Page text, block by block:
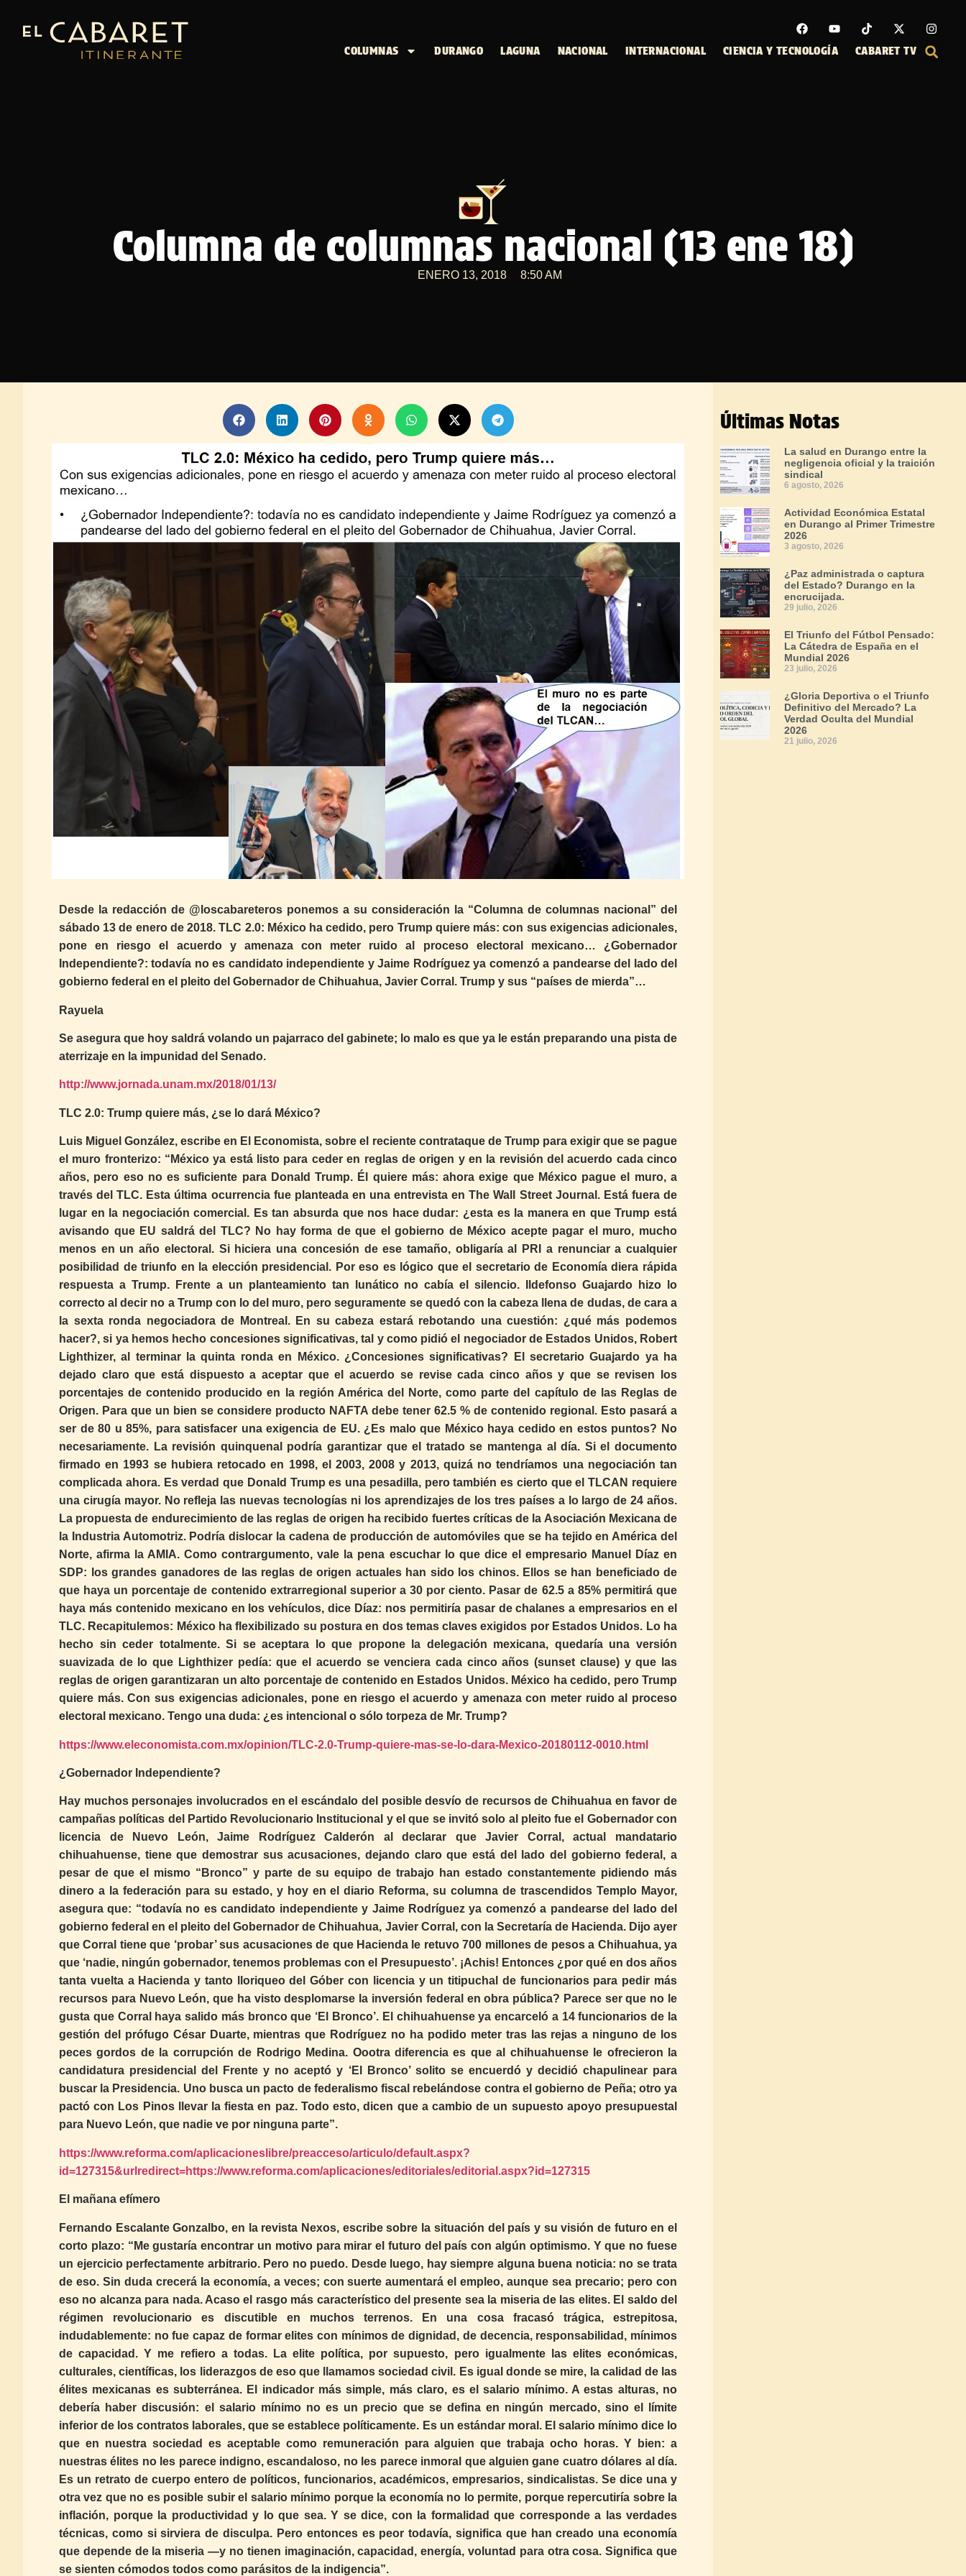
COLUMNAS DURANGO LAGUNA NACIONAL INTERNACIONAL CIENCIA Y TECNOLOGÍA CABARET TV
Columna de columnas nacional (13 ene 18)
ENERO 13, 2018 8:50 AM
Desde la redacción de @loscabareteros ponemos a su consideración la “Columna de columnas nacional” del
sábado 13 de enero de 2018. TLC 2.0: México ha cedido, pero Trump quiere más: con sus exigencias adicionales,
pone en riesgo el acuerdo y amenaza con meter ruido al proceso electoral mexicano… ¿Gobernador
Independiente?: todavía no es candidato independiente y Jaime Rodríguez ya comenzó a pandearse del lado del
gobierno federal en el pleito del Gobernador de Chihuahua, Javier Corral. Trump y sus “países de mierda”…
Rayuela
Se asegura que hoy saldrá volando un pajarraco del gabinete; lo malo es que ya le están preparando una pista de
aterrizaje en la impunidad del Senado.
http://www.jornada.unam.mx/2018/01/13/
TLC 2.0: Trump quiere más, ¿se lo dará México?
Luis Miguel González, escribe en El Economista, sobre el reciente contrataque de Trump para exigir que se pague
el muro fronterizo: “México ya está listo para ceder en reglas de origen y en la revisión del acuerdo cada cinco
años, pero eso no es suficiente para Donald Trump. Él quiere más: ahora exige que México pague el muro, a
través del TLC. Esta última ocurrencia fue planteada en una entrevista en The Wall Street Journal. Está fuera de
lugar en la negociación comercial. Es tan absurda que nos hace dudar: ¿esta es la manera en que Trump está
avisando que EU saldrá del TLC? No hay forma de que el gobierno de México acepte pagar el muro, mucho
menos en un año electoral. Si hiciera una concesión de ese tamaño, obligaría al PRI a renunciar a cualquier
posibilidad de triunfo en la elección presidencial. Por eso es lógico que el secretario de Economía diera rápida
respuesta a Trump. Frente a un planteamiento tan lunático no cabía el silencio. Ildefonso Guajardo hizo lo
correcto al decir no a Trump con lo del muro, pero seguramente se quedó con la cabeza llena de dudas, de cara a
la sexta ronda negociadora de Montreal. En su cabeza estará rebotando una cuestión: ¿qué más podemos
hacer?, si ya hemos hecho concesiones significativas, tal y como pidió el negociador de Estados Unidos, Robert
Lighthizer, al terminar la quinta ronda en México. ¿Concesiones significativas? El secretario Guajardo ya ha
dejado claro que está dispuesto a aceptar que el acuerdo se revise cada cinco años y que se revisen los
porcentajes de contenido producido en la región América del Norte, como parte del capítulo de las Reglas de
Origen. Para que un bien se considere producto NAFTA debe tener 62.5 % de contenido regional. Esto pasará a
ser de 80 u 85%, para satisfacer una exigencia de EU. ¿Es malo que México haya cedido en estos puntos? No
necesariamente. La revisión quinquenal podría garantizar que el tratado se mantenga al día. Si el documento
firmado en 1993 se hubiera retocado en 1998, el 2003, 2008 y 2013, quizá no tendríamos una negociación tan
complicada ahora. Es verdad que Donald Trump es una pesadilla, pero también es cierto que el TLCAN requiere
una cirugía mayor. No refleja las nuevas tecnologías ni los aprendizajes de los tres países a lo largo de 24 años.
La propuesta de endurecimiento de las reglas de origen ha recibido fuertes críticas de la Asociación Mexicana de
la Industria Automotriz. Podría dislocar la cadena de producción de automóviles que se ha tejido en América del
Norte, afirma la AMIA. Como contrargumento, vale la pena escuchar lo que dice el empresario Manuel Díaz en
SDP: los grandes ganadores de las reglas de origen actuales han sido los chinos. Ellos se han beneficiado de
que haya un porcentaje de contenido extrarregional superior a 30 por ciento. Pasar de 62.5 a 85% permitirá que
haya más contenido mexicano en los vehículos, dice Díaz: nos permitiría pasar de chalanes a empresarios en el
TLC. Recapitulemos: México ha flexibilizado su postura en dos temas claves exigidos por Estados Unidos. Lo ha
hecho sin ceder totalmente. Si se aceptara lo que propone la delegación mexicana, quedaría una versión
suavizada de lo que Lighthizer pedía: que el acuerdo se venciera cada cinco años (sunset clause) y que las
reglas de origen garantizaran un alto porcentaje de contenido en Estados Unidos. México ha cedido, pero Trump
quiere más. Con sus exigencias adicionales, pone en riesgo el acuerdo y amenaza con meter ruido al proceso
electoral mexicano. Tengo una duda: ¿es intencional o sólo torpeza de Mr. Trump?
https://www.eleconomista.com.mx/opinion/TLC-2.0-Trump-quiere-mas-se-lo-dara-Mexico-20180112-0010.html
¿Gobernador Independiente?
Hay muchos personajes involucrados en el escándalo del posible desvío de recursos de Chihuahua en favor de
campañas políticas del Partido Revolucionario Institucional y el que se invitó solo al pleito fue el Gobernador con
licencia de Nuevo León, Jaime Rodríguez Calderón al declarar que Javier Corral, actual mandatario
chihuahuense, tiene que demostrar sus acusaciones, dejando claro que está del lado del gobierno federal, a
pesar de que el mismo “Bronco” y parte de su equipo de trabajo han estado constantemente pidiendo más
dinero a la federación para su estado, y hoy en el diario Reforma, su columna de trascendidos Templo Mayor,
asegura que: “todavía no es candidato independiente y Jaime Rodríguez ya comenzó a pandearse del lado del
gobierno federal en el pleito del Gobernador de Chihuahua, Javier Corral, con la Secretaría de Hacienda. Dijo ayer
que Corral tiene que ‘probar’ sus acusaciones de que Hacienda le retuvo 700 millones de pesos a Chihuahua, ya
que ‘nadie, ningún gobernador, tenemos problemas con el Presupuesto’. ¡Achis! Entonces ¿por qué en dos años
tanta vuelta a Hacienda y tanto lloriqueo del Góber con licencia y un titipuchal de funcionarios para pedir más
recursos para Nuevo León, que ha visto desplomarse la inversión federal en obra pública? Parece ser que no le
gusta que Corral haya salido más bronco que ‘El Bronco’. El chihuahuense ya encarceló a 14 funcionarios de la
gestión del prófugo César Duarte, mientras que Rodríguez no ha podido meter tras las rejas a ninguno de los
peces gordos de la corrupción de Rodrigo Medina. Oootra diferencia es que al chihuahuense le ofrecieron la
candidatura presidencial del Frente y no aceptó y ‘El Bronco’ solito se encuerdó y decidió chapulinear para
buscar la Presidencia. Uno busca un pacto de federalismo fiscal rebelándose contra el gobierno de Peña; otro ya
pactó con Los Pinos llevar la fiesta en paz. Todo esto, dicen que a cambio de un supuesto apoyo presupuestal
para Nuevo León, que nadie ve por ninguna parte”.
https://www.reforma.com/aplicacioneslibre/preacceso/articulo/default.aspx?
id=127315&urlredirect=https://www.reforma.com/aplicaciones/editoriales/editorial.aspx?id=127315
El mañana efímero
Fernando Escalante Gonzalbo, en la revista Nexos, escribe sobre la situación del país y su visión de futuro en el
corto plazo: “Me gustaría encontrar un motivo para mirar el futuro del país con algún optimismo. Y que no fuese
un ejercicio perfectamente arbitrario. Pero no puedo. Desde luego, hay siempre alguna buena noticia: no se trata
de eso. Sin duda crecerá la economía, a veces; con suerte aumentará el empleo, aunque sea precario; pero con
eso no alcanza para nada. Acaso el rasgo más característico del presente sea la miseria de las elites. El saldo del
régimen revolucionario es discutible en muchos terrenos. En una cosa fracasó trágica, estrepitosa,
indudablemente: no fue capaz de formar elites con mínimos de dignidad, de decencia, responsabilidad, mínimos
de capacidad. Y me refiero a todas. La elite política, por supuesto, pero igualmente las elites económicas,
culturales, científicas, los liderazgos de eso que llamamos sociedad civil. Es igual donde se mire, la calidad de las
élites mexicanas es subterránea. El indicador más simple, más claro, es el salario mínimo. A estas alturas, no
debería haber discusión: el salario mínimo no es un precio que se defina en ningún mercado, sino el límite
inferior de los contratos laborales, que se establece políticamente. Es un estándar moral. El salario mínimo dice lo
que en nuestra sociedad es aceptable como remuneración para alguien que trabaja ocho horas. Y bien: a
nuestras élites no les parece indigno, escandaloso, no les parece inmoral que alguien gane cuatro dólares al día.
Es un retrato de cuerpo entero de políticos, funcionarios, académicos, empresarios, sindicalistas. Se dice una y
otra vez que no es posible subir el salario mínimo porque la economía no lo permite, porque repercutiría sobre la
inflación, porque la productividad y lo que sea. Y se dice, con la formalidad que corresponde a las verdades
técnicas, como si sirviera de disculpa. Pero entonces es peor todavía, significa que han creado una economía
que depende de la miseria —y no tienen imaginación, capacidad, energía, voluntad para otra cosa. Significa que
se sienten cómodos todos como parásitos de la indigencia”.
Últimas Notas
La salud en Durango entre la
negligencia oficial y la traición
sindical
6 agosto, 2026
Actividad Económica Estatal
en Durango al Primer Trimestre
2026
3 agosto, 2026
¿Paz administrada o captura
del Estado? Durango en la
encrucijada.
29 julio, 2026
El Triunfo del Fútbol Pensado:
La Cátedra de España en el
Mundial 2026
23 julio, 2026
¿Gloria Deportiva o el Triunfo
Definitivo del Mercado? La
Verdad Oculta del Mundial
2026
21 julio, 2026